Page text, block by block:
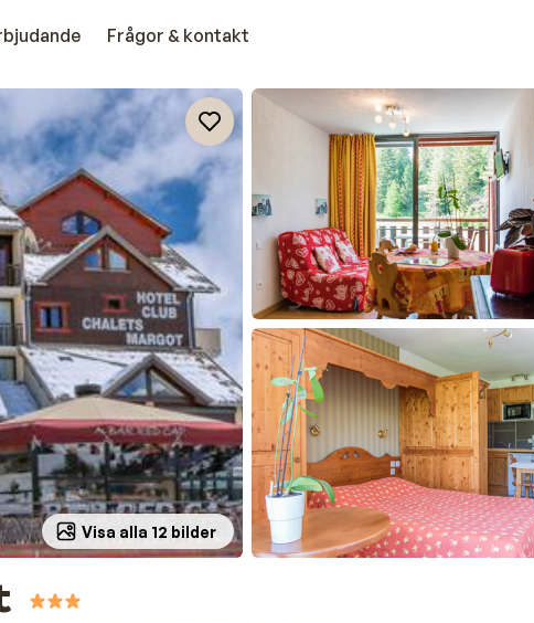
Frågor & kontakt
Visa alla 12 bilder